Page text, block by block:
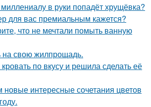
в руки попадёт хрущёвка?
для вас премиальным кажется?
что не мечтали помыть ванную
на свою жилпрощадь.
по вкусу и решила сделать её
интересные сочетания цветов